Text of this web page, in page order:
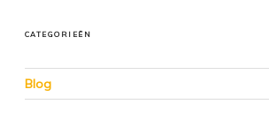
CATEGORIEËN
Blog